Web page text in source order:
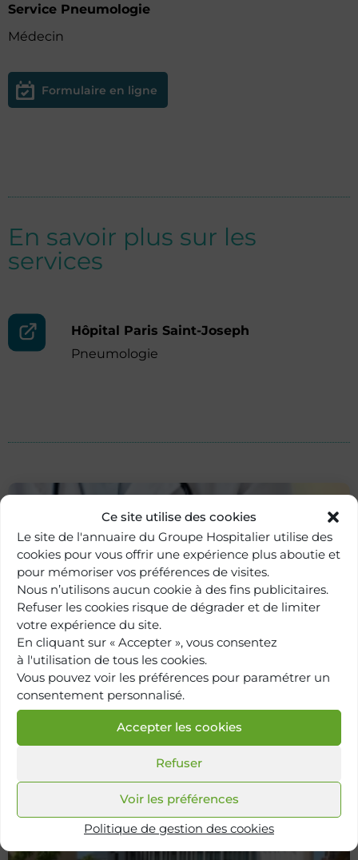
Ce site utilise des cookies
Le site de l'annuaire du Groupe Hospitalier utilise des
cookies pour vous offrir une expérience plus aboutie et
pour mémoriser vos préférences de visites.
Nous n’utilisons aucun cookie à des fins publicitaires.
Refuser les cookies risque de dégrader et de limiter
votre expérience du site.
En cliquant sur « Accepter », vous consentez
à l'utilisation de tous les cookies.
Vous pouvez voir les préférences pour paramétrer un
consentement personnalisé.
Accepter les cookies
Refuser
Voir les préférences
Politique de gestion des cookies
Service Pneumologie
Médecin
Formulaire en ligne
En savoir plus sur les
services
Hôpital Paris Saint-Joseph
Pneumologie
Retour à
l'annuaire